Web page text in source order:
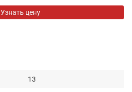
Узнать цену
13